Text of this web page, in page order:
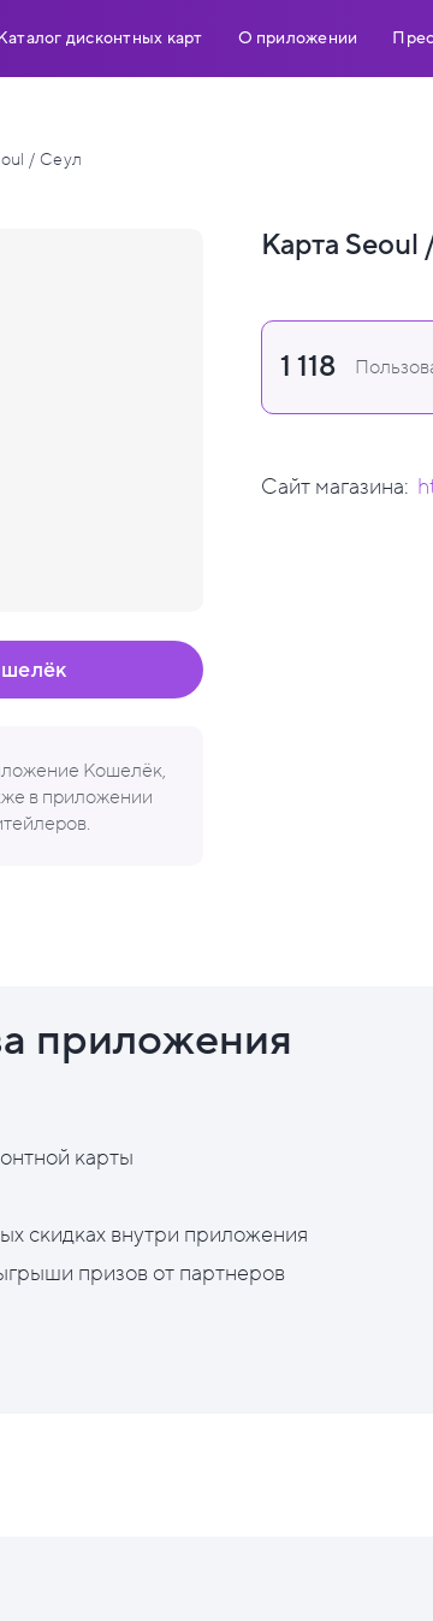
дисконтных карт О приложении
/ Сеул
Кошелёк,
в приложении
Карта Seoul
1 118
Сайт магазина:
приложения
карты
скидках внутри приложения
призов от партнеров